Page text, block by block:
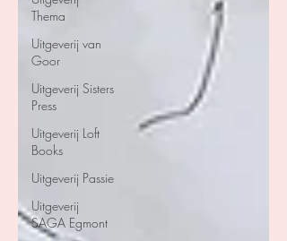
Thema
Uitgeverij van
Goor
Uitgeverij Sisters
Press
Uitgeverij Loft
Books
Uitgeverij Passie
Uitgeverij
SAGA Egmont